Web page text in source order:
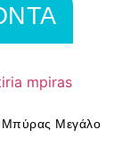
Μπύρας Μεγάλο